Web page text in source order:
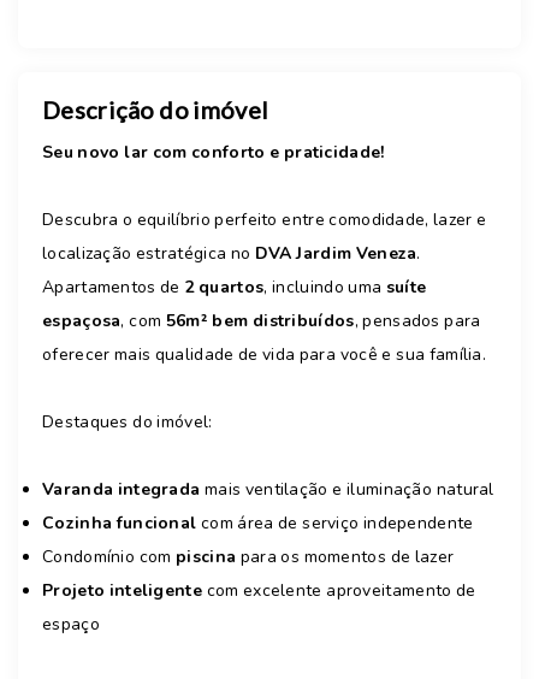
Descrição do imóvel
Seu novo lar com conforto e praticidade!
Descubra o equilíbrio perfeito entre comodidade, lazer e
localização estratégica no DVA Jardim Veneza.
Apartamentos de 2 quartos, incluindo uma suíte
espaçosa, com 56m² bem distribuídos, pensados para
oferecer mais qualidade de vida para você e sua família.
Destaques do imóvel:
Varanda integrada mais ventilação e iluminação natural
Cozinha funcional com área de serviço independente
Condomínio com piscina para os momentos de lazer
Projeto inteligentecom excelente aproveitamento de
espaço